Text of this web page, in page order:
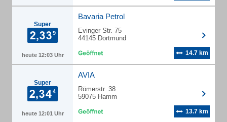
Super
heute 12:03 Uhr
Bavaria Petrol
Evinger Str. 75
44145 Dortmund
14.7 km
Super
heute 12:01 Uhr
AVIA
Römerstr. 38
59075 Hamm
13.7 km